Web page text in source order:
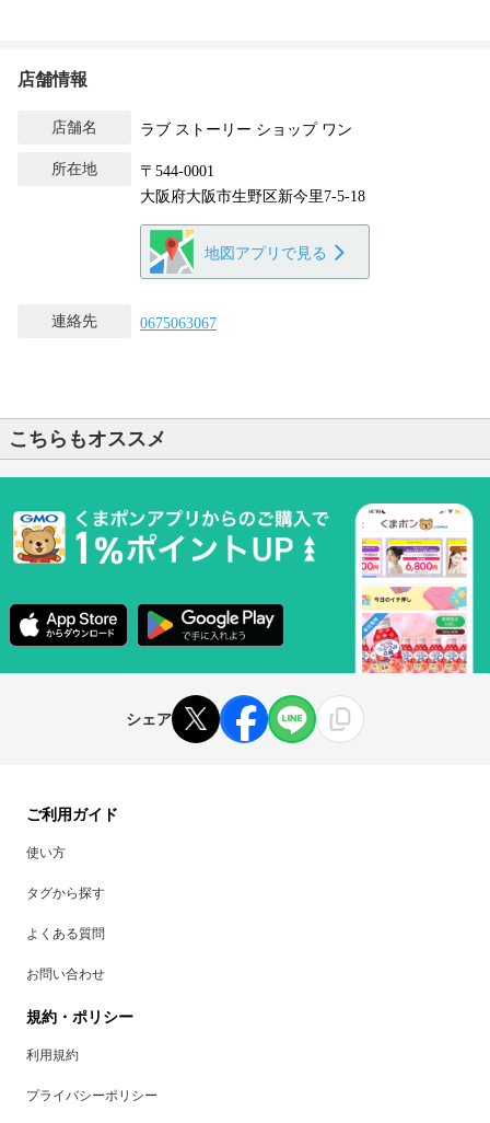
店舗情報
店舗名 ラブ ストーリー ショップ ワン
所在地
〒544-0001
大阪府大阪市生野区新今里7-5-18
地図アプリで見る
連絡先 0675063067
こちらもオススメ
シェア
ご利用ガイド
使い方
タグから探す
よくある質問
お問い合わせ
規約・ポリシー
利用規約
プライバシーポリシー